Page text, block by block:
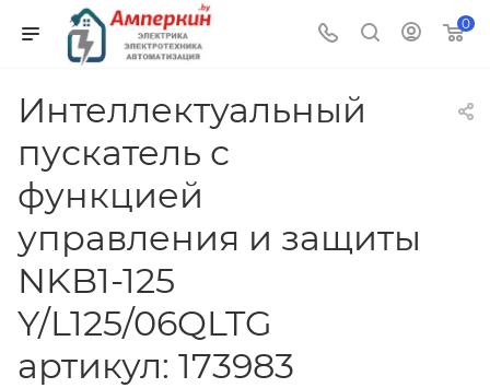
0
Интеллектуальный
пускатель с
функцией
управления и защиты
NKB1-125
Y/L125/06QLTG
артикул: 173983